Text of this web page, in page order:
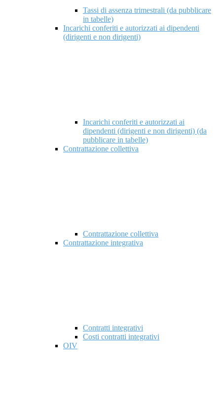
Tassi di assenza trimestrali (da pubblicare
in tabelle)
Incarichi conferiti e autorizzati ai dipendenti
(dirigenti e non dirigenti)
Incarichi conferiti e autorizzati ai
dipendenti (dirigenti e non dirigenti) (da
pubblicare in tabelle)
Contrattazione collettiva
Contrattazione collettiva
Contrattazione integrativa
Contratti integrativi
Costi contratti integrativi
OIV